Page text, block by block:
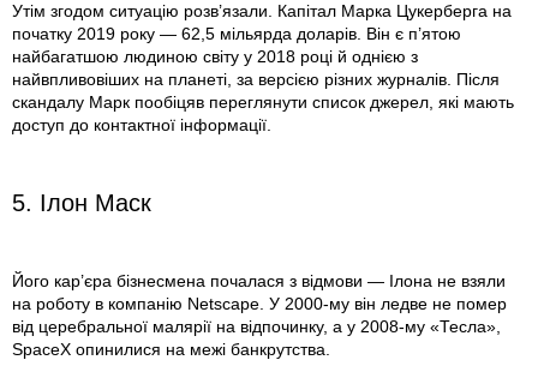
Утім згодом ситуацію розв’язали. Капітал Марка Цукерберга на
початку 2019 року — 62,5 мільярда доларів. Він є п’ятою
найбагатшою людиною світу у 2018 році й однією з
найвпливовіших на планеті, за версією різних журналів. Після
скандалу Марк пообіцяв переглянути список джерел, які мають
доступ до контактної інформації.
5. Ілон Маск
Його кар’єра бізнесмена почалася з відмови — Ілона не взяли
на роботу в компанію Netscape. У 2000-му він ледве не помер
від церебральної малярії на відпочинку, а у 2008-му «Тесла»,
SpaceX опинилися на межі банкрутства.